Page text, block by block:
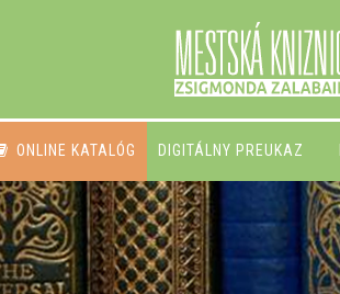
ONLINE KATALÓG DIGITÁLNY PREUKAZ